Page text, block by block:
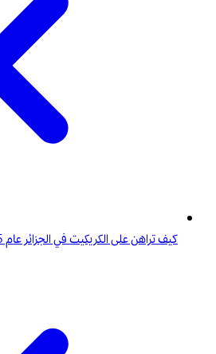
كيف تراهن على الكريكيت في الجزائر عام 2025؟